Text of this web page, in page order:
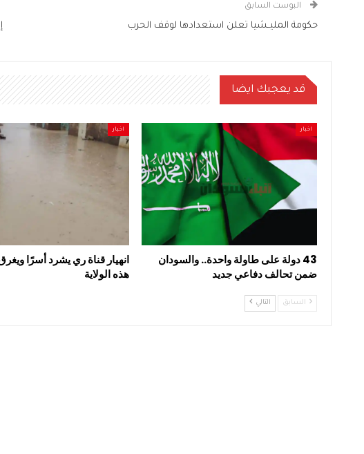
البوست السابق
حكومة المليــشيا تعلن استعدادها لوقف الحرب
قد يعجبك ايضا
اخبار
43 دولة على طاولة واحدة.. والسودان
ضمن تحالف دفاعي جديد
اخبار
انهيار قناة ري يشرد أسرًا
هذه الولاية
السابق التالي